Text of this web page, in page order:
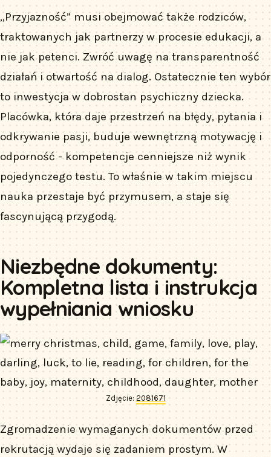
„Przyjazność” musi obejmować także rodziców,
traktowanych jak partnerzy w procesie edukacji, a
nie jak petenci. Zwróć uwagę na transparentność
działań i otwartość na dialog. Ostatecznie ten wybór
to inwestycja w dobrostan psychiczny dziecka.
Placówka, która daje przestrzeń na błędy, pytania i
odkrywanie pasji, buduje wewnętrzną motywację i
odporność - kompetencje cenniejsze niż wynik
pojedynczego testu. To właśnie w takim miejscu
nauka przestaje być przymusem, a staje się
fascynującą przygodą.
Niezbędne dokumenty:
Kompletna lista i instrukcja
wypełniania wniosku
Zdjęcie:2081671
Zgromadzenie wymaganych dokumentów przed
rekrutacją wydaje się zadaniem prostym. W